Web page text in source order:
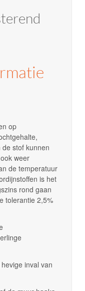
op
stof kunnen
weer
de temperatuur
is het
rond gaan
tolerantie 2,5%
inval van